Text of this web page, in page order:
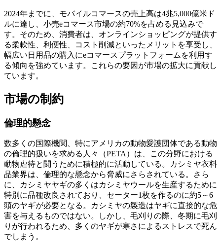
2024年までに、モバイルコマースの売上高は4兆5,000億米ド
ルに達し、小売eコマース市場の約70%を占める見込みで
す。そのため、消費者は、オンラインショッピングが提供す
る柔軟性、利便性、コスト削減といったメリットを享受し、
幅広い日用品の​​購入にeコマースプラットフォームを利用す
る傾向を強めています。これらの要因が市場の拡大に貢献し
ています。
市場の制約
倫理的懸念
数多くの国際機関、特にアメリカの動物愛護団体である動物
の倫理的扱いを求める人々（PETA）は、この分野における
動物虐待と闘うために積極的に活動している。カシミヤ衣料
品業界は、倫理的な懸念から脅威にさらされている。さら
に、カシミヤヤギの多くはカシミヤウールを生産するために
特別に品種改良されており、セーター1枚を作るのに約5～6
頭のヤギが必要となる。カシミヤの製造はヤギに直接的な危
害を与えるものではない。しかし、毛刈りの際、冬期に毛刈
りが行われるため、多くのヤギが寒さによるストレスで死ん
でしまう。